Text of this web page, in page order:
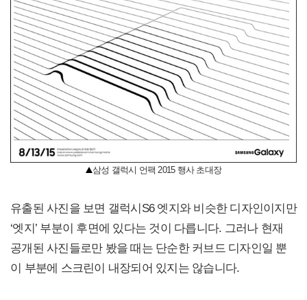
삼성 갤럭시 언팩 2015 행사 초대장
유출된 사진을 보면 갤럭시S6 엣지와 비슷한 디자인이지만
‘엣지’ 부분이 후면에 있다는 것이 다릅니다. 그러나 현재
공개된 사진들로만 봤을 때는 단순한 커브드 디자인일 뿐
이 부분에 스크린이 내장되어 있지는 않습니다.